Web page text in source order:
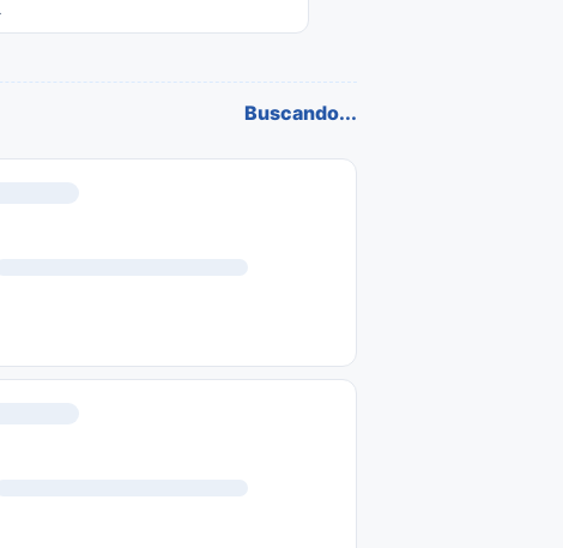
Buscando...